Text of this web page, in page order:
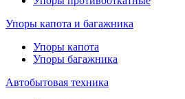
Упоры капота и багажника
Упоры капота
Упоры багажника
Автобытовая техника